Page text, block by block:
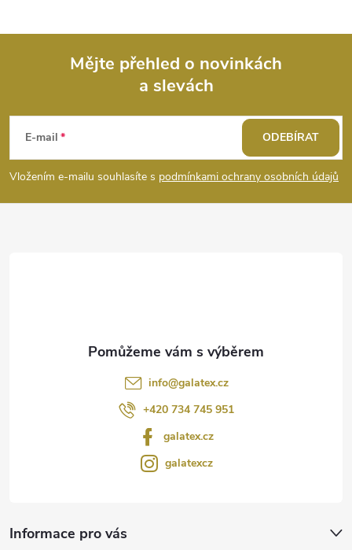
p
a
Mějte přehled o novinkách
a slevách
E-mail
Vložením e-mailu souhlasíte s podmínkami ochrany osobních údajů
ODEBÍRAT
info@galatex.cz
+420 734 745 951
galatex.cz
galatexcz
Informace pro vás